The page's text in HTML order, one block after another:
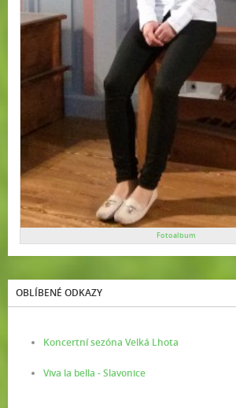
Fotoalbum
OBLÍBENÉ ODKAZY
Koncertní sezóna Velká Lhota
Viva la bella - Slavonice